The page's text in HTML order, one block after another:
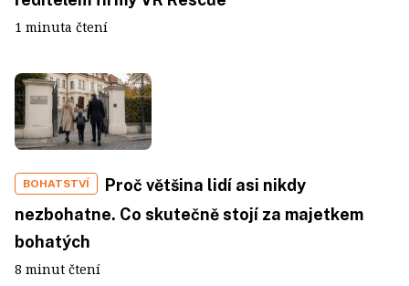
1 minuta čtení
BOHATSTVÍ
Proč většina lidí asi nikdy
nezbohatne. Co skutečně stojí za majetkem
bohatých
8 minut čtení